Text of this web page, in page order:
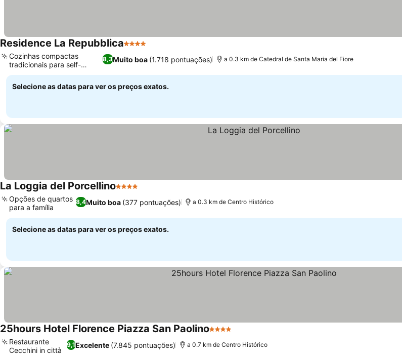
Residence La Repubblica4 Estrelas
8,3Muito boa (1.718 pontuações)
Cozinhas compactas
tradicionais para self-
catering
a 0.3 km de Catedral de Santa Maria del Fiore
Selecione as datas para ver os preços exatos.
La Loggia del Porcellino4 Estrelas
8,4Muito boa (377 pontuações)
Opções de quartos
para a família
a 0.3 km de Centro Histórico
Selecione as datas para ver os preços exatos.
25hours Hotel Florence Piazza San Paolino4 Estrelas
9,1Excelente (7.845 pontuações)
Restaurante
Cecchini in città
a 0.7 km de Centro Histórico